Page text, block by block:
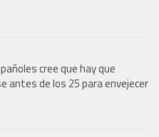
cree que hay que
antes de los 25 para envejecer